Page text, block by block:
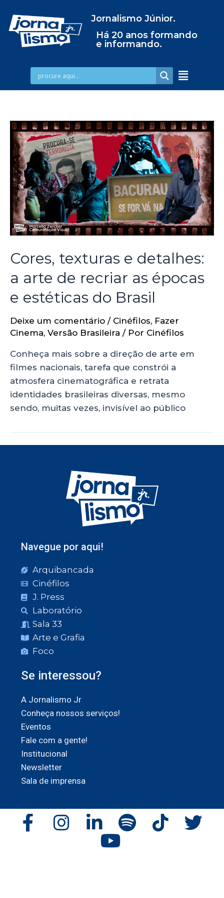
Jornalismo Júnior.
Há 20 anos formando
e informando.
Cores, texturas e detalhes:
a arte de recriar as épocas
e estéticas do Brasil
Deixe um comentário / Cinéfilos, Fazer
Cinema, Versão Brasileira / Por Cinéfilos
Conheça mais sobre a direção de arte em
filmes nacionais, tarefa que constrói a
atmosfera cinematográfica e retrata
identidades brasileiras diversas, mesmo
sendo, muitas vezes, invisível ao público
Navegue por aqui!
Arquibancada
Cinéfilos
J. Press
Laboratório
Sala 33
Arte e Grafia
Foco
Se interessou?
A Jornalismo Jr
Conheça nossos serviços!
Eventos
Fale com a gente!
Institucional
Newsletter
Sala de imprensa